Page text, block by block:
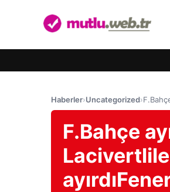
Haberler›Uncategorized›
F.Bahçe